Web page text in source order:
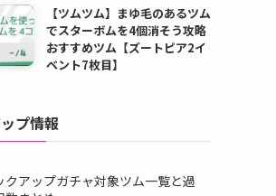
【ツムツム】まゆ毛のあるツム
でスターボムを4個消そう攻略
おすすめツム【ズートピア2イ
ベント7枚目】
プ情報
クアップガチャ対象ツム一覧と過